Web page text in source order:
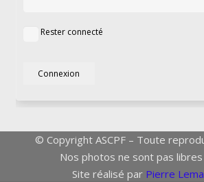
Rester connecté
Connexion
© Copyright ASCPF – Toute
Nos photos ne sont pas
Site réalisé par Pierre